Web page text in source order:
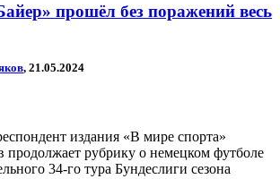
прошёл без поражений весь
, 21.05.2024
издания «В мире спорта»
продолжает рубрику о немецком футболе
34-го тура Бундеслиги сезона